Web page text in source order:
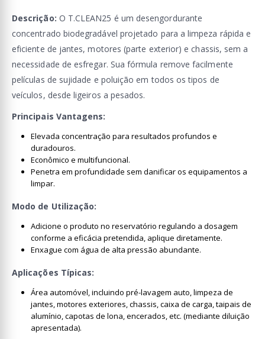
Descrição: O T.CLEAN25 é um desengordurante
concentrado biodegradável projetado para a limpeza rápida e
eficiente de jantes, motores (parte exterior) e chassis, sem a
necessidade de esfregar. Sua fórmula remove facilmente
películas de sujidade e poluição em todos os tipos de
veículos, desde ligeiros a pesados.
Principais Vantagens:
Elevada concentração para resultados profundos e
duradouros.
Econômico e multifuncional.
Penetra em profundidade sem danificar os equipamentos a
limpar.
Modo de Utilização:
Adicione o produto no reservatório regulando a dosagem
conforme a eficácia pretendida, aplique diretamente.
Enxague com água de alta pressão abundante.
Aplicações Típicas:
Área automóvel, incluindo pré-lavagem auto, limpeza de
jantes, motores exteriores, chassis, caixa de carga, taipais de
alumínio, capotas de lona, encerados, etc. (mediante diluição
apresentada).